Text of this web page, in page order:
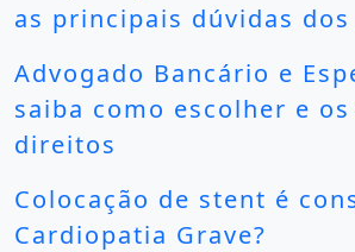
as principais dúvidas
Advogado Bancário e
saiba como escolher e os
direitos
Colocação de stent é
Cardiopatia Grave?